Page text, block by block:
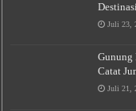
Juli 23,
Gunung
Catat
Juli 21,